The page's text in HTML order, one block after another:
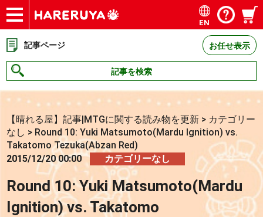
ショップ
買取
記事
デッキ検索
デッキ構築
選手一覧
店舗一覧
イベント
お問い合わせ
EN
記事ページ お任せ表示
記事を検索
【晴れる屋】記事|MTGに関する読み物を更新 > カテゴリー
なし > Round 10: Yuki Matsumoto(Mardu Ignition) vs.
Takatomo Tezuka(Abzan Red)
2015/12/20 00:00
カテゴリーなし
Round 10: Yuki Matsumoto(Mardu
Ignition) vs. Takatomo